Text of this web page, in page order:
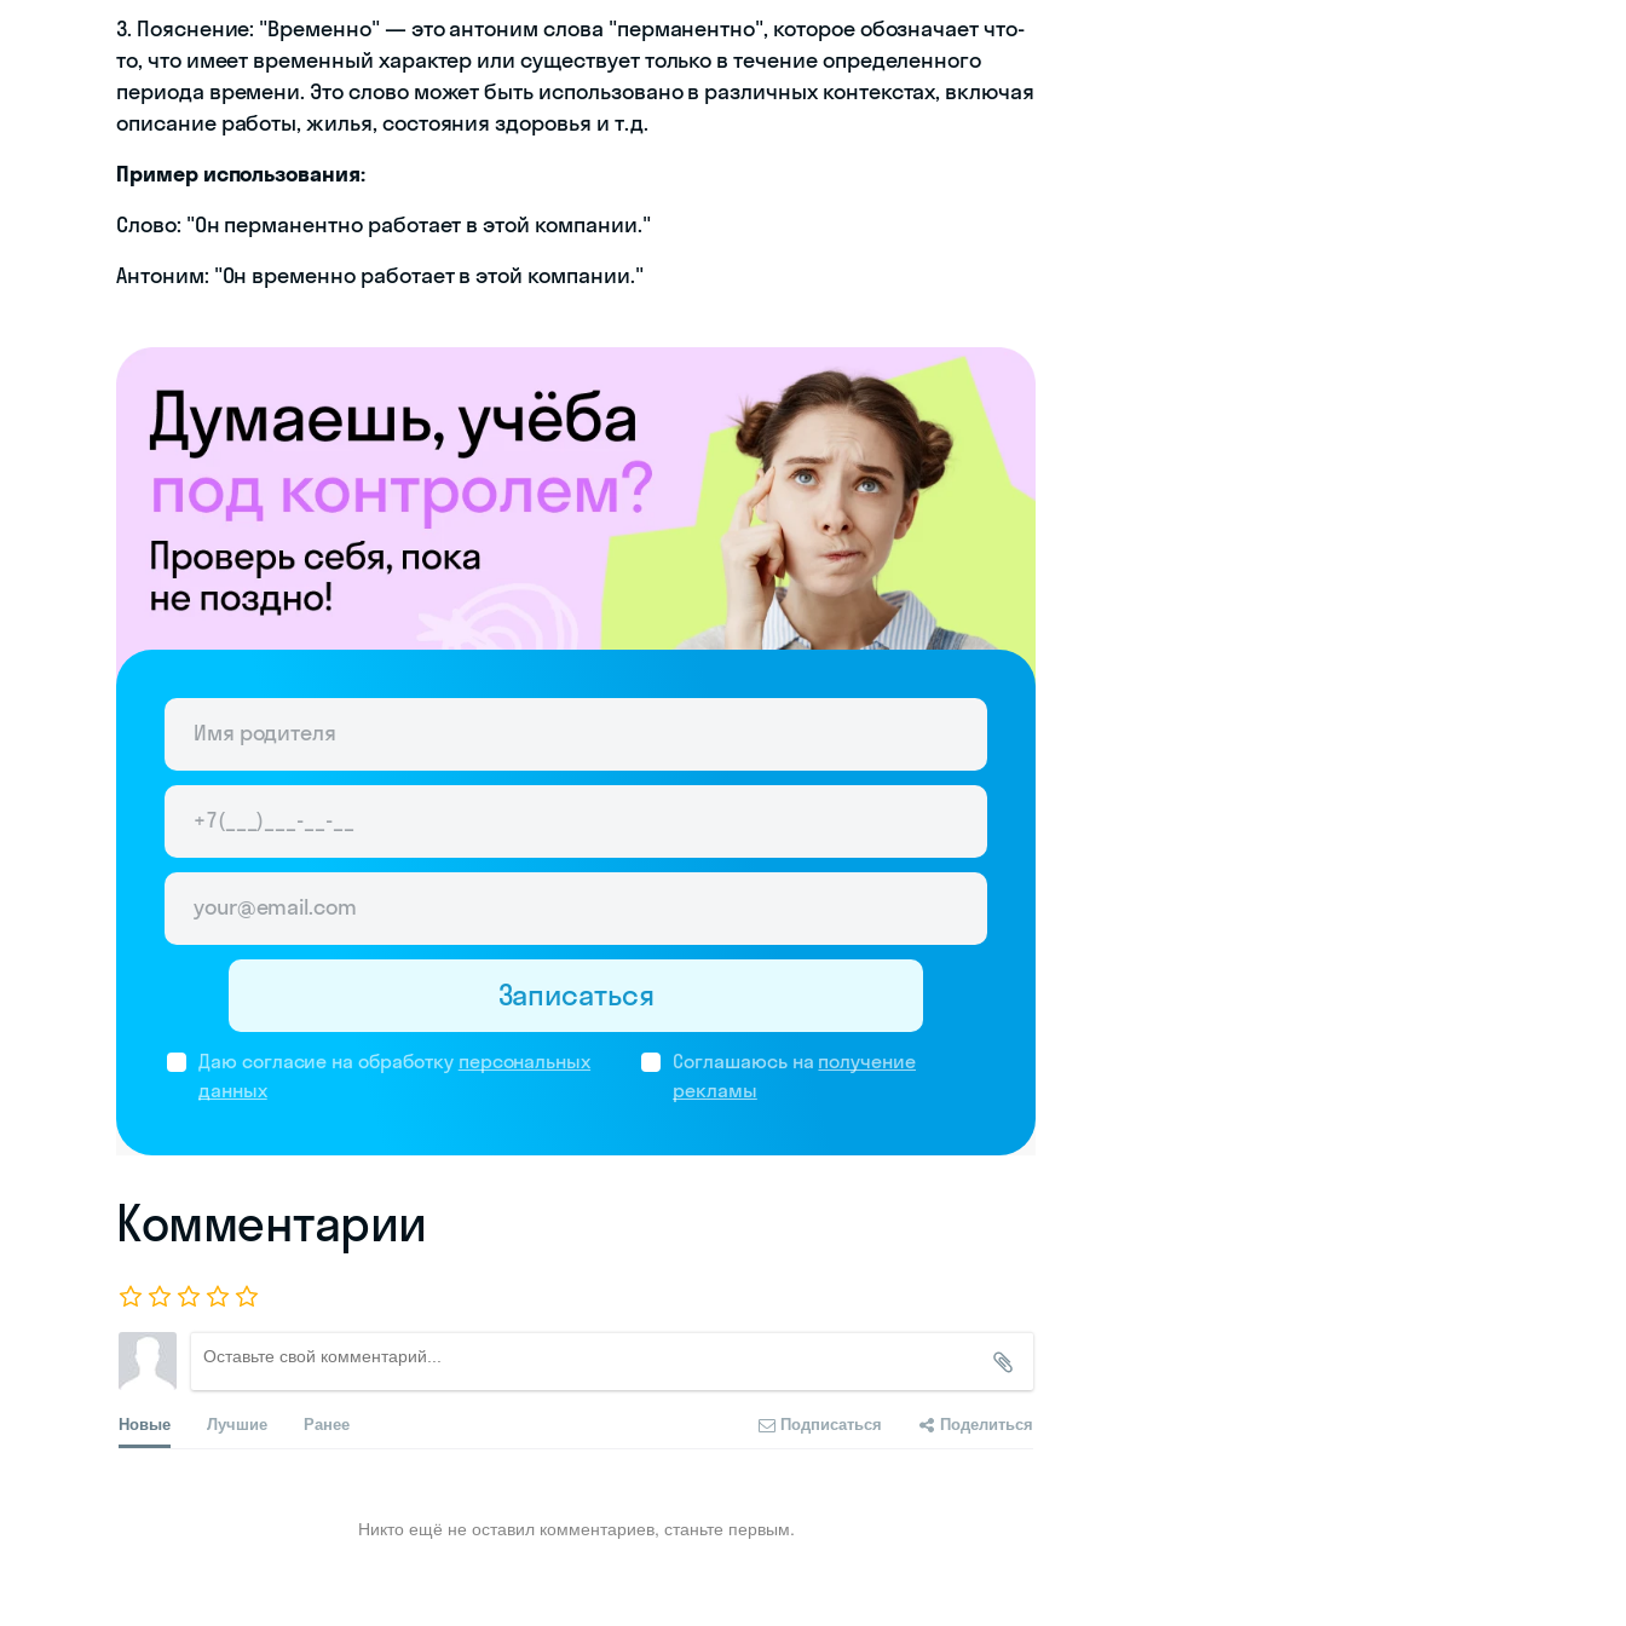
3. Пояснение: "Временно" — это антоним слова "перманентно", которое обозначает что-
то, что имеет временный характер или существует только в течение определенного
периода времени. Это слово может быть использовано в различных контекстах, включая
описание работы, жилья, состояния здоровья и т.д.
Пример использования:
Слово: "Он перманентно работает в этой компании."
Антоним: "Он временно работает в этой компании."
Даю согласие на обработку персональных
данных
Соглашаюсь на получение
рекламы
Записаться
Комментарии
Новые Лучшие Ранее Подписаться Поделиться
Никто ещё не оставил комментариев, станьте первым.